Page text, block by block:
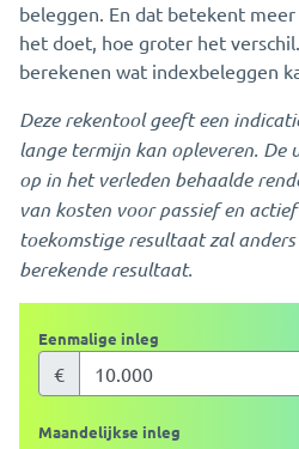
beleggen. En dat betekent
het doet, hoe groter het
berekenen wat indexbeleggen
Deze rekentool geeft een
lange termijn kan opleveren. De
op in het verleden behaalde
van kosten voor passief en
toekomstige resultaat zal
berekende resultaat.
Eenmalige inleg
€
Maandelijkse inleg